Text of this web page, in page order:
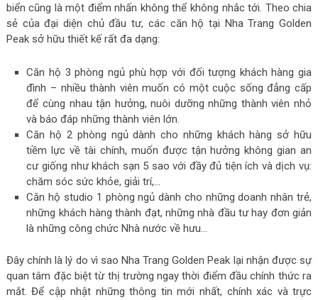
biển cũng là một điểm nhấn không thể không nhắc tới. Theo chia
sẻ của đại diện chủ đầu tư, các căn hộ tại Nha Trang Golden
Peak sở hữu thiết kế rất đa dạng:
Căn hộ 3 phòng ngủ phù hợp với đối tượng khách hàng gia
đình – nhiều thành viên muốn có một cuộc sống đẳng cấp
để cùng nhau tận hưởng, nuôi dưỡng những thành viên nhỏ
và báo đáp những thành viên lớn.
Căn hộ 2 phòng ngủ dành cho những khách hàng sở hữu
tiềm lực về tài chính, muốn được tận hưởng không gian an
cư giống như khách sạn 5 sao với đầy đủ tiện ích và dịch vụ:
chăm sóc sức khỏe, giải trí,…
Căn hộ studio 1 phòng ngủ dành cho những doanh nhân trẻ,
những khách hàng thành đạt, những nhà đầu tư hay đơn giản
là những công chức Nhà nước về hưu…
Đây chính là lý do vì sao Nha Trang Golden Peak lại nhận được sự
quan tâm đặc biệt từ thị trường ngay thời điểm đầu chính thức ra
mắt. Để cập nhật những thông tin mới nhất, chính xác và trực